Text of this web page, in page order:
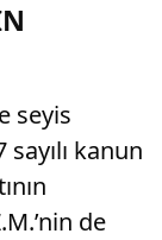
seyis
kanun
de